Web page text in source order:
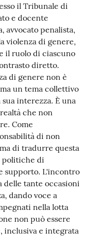
il Tribunale di
e docente
avvocato penalista,
violenza di genere,
il ruolo di ciascuno
diretto.
di genere non è
un tema collettivo
interezza. È una
che non
Come
di non
di tradurre questa
politiche di
supporto. L'incontro
delle tante occasioni
dando voce a
nella lotta
non può essere
inclusiva e integrata